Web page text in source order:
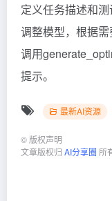
定义任务描述和测
调整模型，根据需
调用
提示。
最新AI资源
© 版权声明
文章版权归 AI分享圈 所